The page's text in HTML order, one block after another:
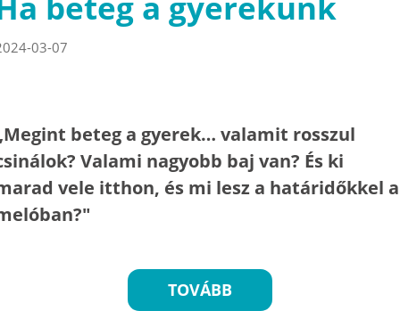
03-07
beteg a gyerek… valamit rosszul
Valami nagyobb baj van? És ki
vele itthon, és mi lesz a határidőkkel a
TOVÁBB